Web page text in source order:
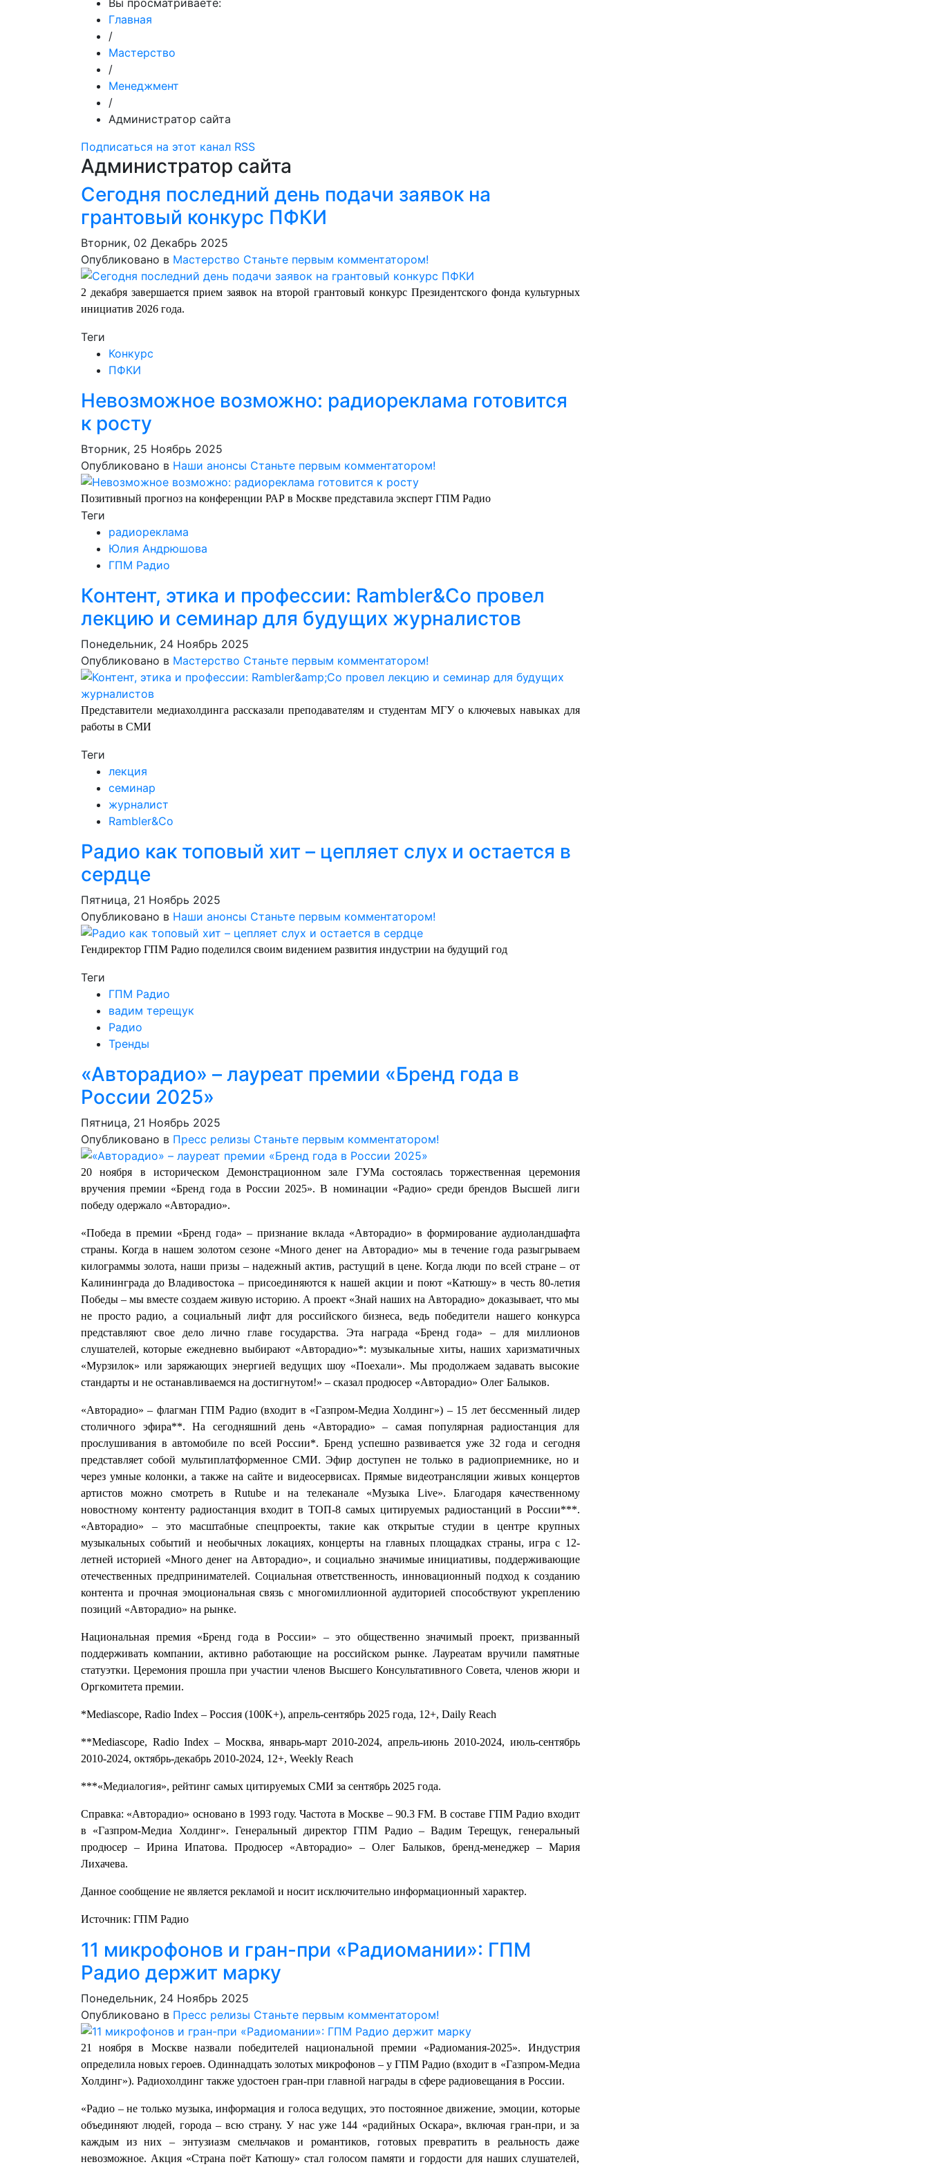
Вы просматриваете:
Главная
/
Мастерство
/
Менеджмент
/
Администратор сайта
Подписаться на этот канал RSS
Администратор сайта
Сегодня последний день подачи заявок на
грантовый конкурс ПФКИ
Вторник, 02 Декабрь 2025
Опубликовано в Мастерство Станьте первым комментатором!
2 декабря завершается прием заявок на второй грантовый конкурс Президентского фонда культурных
инициатив 2026 года.
Теги
Конкурс
ПФКИ
Невозможное возможно: радиореклама готовится
к росту
Вторник, 25 Ноябрь 2025
Опубликовано в Наши анонсы Станьте первым комментатором!
Позитивный прогноз на конференции РАР в Москве представила эксперт ГПМ Радио
Теги
радиореклама
Юлия Андрюшова
ГПМ Радио
Контент, этика и профессии: Rambler&Co провел
лекцию и семинар для будущих журналистов
Понедельник, 24 Ноябрь 2025
Опубликовано в Мастерство Станьте первым комментатором!
Представители медиахолдинга рассказали преподавателям и студентам МГУ о ключевых навыках для
работы в СМИ
Теги
лекция
семинар
журналист
Rambler&Cо
Радио как топовый хит – цепляет слух и остается в
сердце
Пятница, 21 Ноябрь 2025
Опубликовано в Наши анонсы Станьте первым комментатором!
Гендиректор ГПМ Радио поделился своим видением развития индустрии на будущий год
Теги
ГПМ Радио
вадим терещук
Радио
Тренды
«Авторадио» – лауреат премии «Бренд года в
России 2025»
Пятница, 21 Ноябрь 2025
Опубликовано в Пресс релизы Станьте первым комментатором!
20 ноября в историческом Демонстрационном зале ГУМа состоялась торжественная церемония
вручения премии «Бренд года в России 2025». В номинации «Радио» среди брендов Высшей лиги
победу одержало «Авторадио».
«Победа в премии «Бренд года» – признание вклада «Авторадио» в формирование аудиоландшафта
страны. Когда в нашем золотом сезоне «Много денег на Авторадио» мы в течение года разыгрываем
килограммы золота, наши призы – надежный актив, растущий в цене. Когда люди по всей стране – от
Калининграда до Владивостока – присоединяются к нашей акции и поют «Катюшу» в честь 80-летия
Победы – мы вместе создаем живую историю. А проект «Знай наших на Авторадио» доказывает, что мы
не просто радио, а социальный лифт для российского бизнеса, ведь победители нашего конкурса
представляют свое дело лично главе государства. Эта награда «Бренд года» – для миллионов
слушателей, которые ежедневно выбирают «Авторадио»*: музыкальные хиты, наших харизматичных
«Мурзилок» или заряжающих энергией ведущих шоу «Поехали». Мы продолжаем задавать высокие
стандарты и не останавливаемся на достигнутом!» – сказал продюсер «Авторадио» Олег Балыков.
«Авторадио» – флагман ГПМ Радио (входит в «Газпром-Медиа Холдинг») – 15 лет бессменный лидер
столичного эфира**. На сегодняшний день «Авторадио» – самая популярная радиостанция для
прослушивания в автомобиле по всей России*. Бренд успешно развивается уже 32 года и сегодня
представляет собой мультиплатформенное СМИ. Эфир доступен не только в радиоприемнике, но и
через умные колонки, а также на сайте и видеосервисах. Прямые видеотрансляции живых концертов
артистов можно смотреть в Rutube и на телеканале «Музыка Live». Благодаря качественному
новостному контенту радиостанция входит в ТОП-8 самых цитируемых радиостанций в России***.
«Авторадио» – это масштабные спецпроекты, такие как открытые студии в центре крупных
музыкальных событий и необычных локациях, концерты на главных площадках страны, игра с 12-
летней историей «Много денег на Авторадио», и социально значимые инициативы, поддерживающие
отечественных предпринимателей. Социальная ответственность, инновационный подход к созданию
контента и прочная эмоциональная связь с многомиллионной аудиторией способствуют укреплению
позиций «Авторадио» на рынке.
Национальная премия «Бренд года в России» – это общественно значимый проект, призванный
поддерживать компании, активно работающие на российском рынке. Лауреатам вручили памятные
статуэтки. Церемония прошла при участии членов Высшего Консультативного Совета, членов жюри и
Оргкомитета премии.
*Mediascope, Radio Index – Россия (100K+), апрель-сентябрь 2025 года, 12+, Daily Reach
**Mediascope, Radio Index – Москва, январь-март 2010-2024, апрель-июнь 2010-2024, июль-сентябрь
2010-2024, октябрь-декабрь 2010-2024, 12+, Weekly Reach
***«Медиалогия», рейтинг самых цитируемых СМИ за сентябрь 2025 года.
Справка: «Авторадио» основано в 1993 году. Частота в Москве – 90.3 FM. В составе ГПМ Радио входит
в «Газпром-Медиа Холдинг». Генеральный директор ГПМ Радио – Вадим Терещук, генеральный
продюсер – Ирина Ипатова. Продюсер «Авторадио» – Олег Балыков, бренд-менеджер – Мария
Лихачева.
Данное сообщение не является рекламой и носит исключительно информационный характер.
Источник: ГПМ Радио
11 микрофонов и гран-при «Радиомании»: ГПМ
Радио держит марку
Понедельник, 24 Ноябрь 2025
Опубликовано в Пресс релизы Станьте первым комментатором!
21 ноября в Москве назвали победителей национальной премии «Радиомания-2025». Индустрия
определила новых героев. Одиннадцать золотых микрофонов – у ГПМ Радио (входит в «Газпром-Медиа
Холдинг»). Радиохолдинг также удостоен гран-при главной награды в сфере радиовещания в России.
«Радио – не только музыка, информация и голоса ведущих, это постоянное движение, эмоции, которые
объединяют людей, города – всю страну. У нас уже 144 «радийных Оскара», включая гран-при, и за
каждым из них – энтузиазм смельчаков и романтиков, готовых превратить в реальность даже
невозможное. Акция «Страна поёт Катюшу» стал голосом памяти и гордости для наших слушателей,